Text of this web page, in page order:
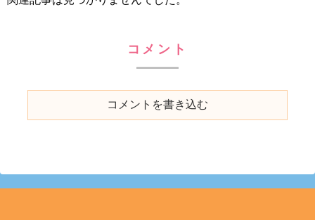
コメント
コメントを書き込む